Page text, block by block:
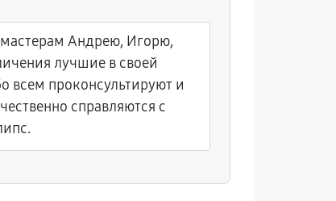
Андрею, Игорю,
лучшие в своей
всем проконсультируют и
справляются с